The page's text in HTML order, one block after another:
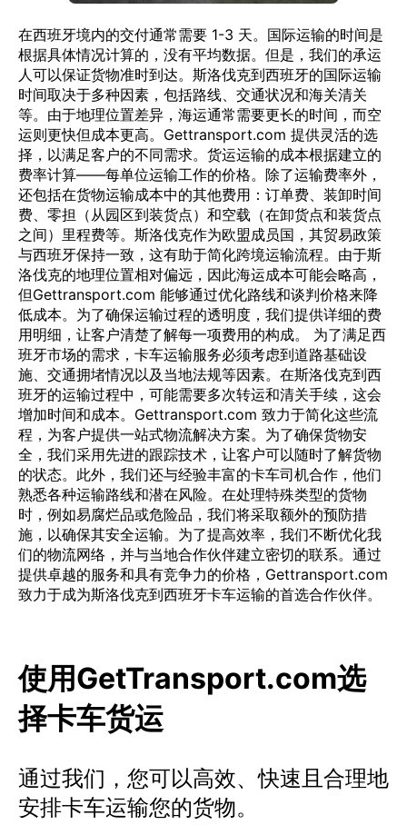
在西班牙境内的交付通常需要 1-3 天。国际运输的时间是
根据具体情况计算的，没有平均数据。但是，我们的承运
人可以保证货物准时到达。斯洛伐克到西班牙的国际运输
时间取决于多种因素，包括路线、交通状况和海关清关
等。由于地理位置差异，海运通常需要更长的时间，而空
运则更快但成本更高。Gettransport.com 提供灵活的选
择，以满足客户的不同需求。货运运输的成本根据建立的
费率计算——每单位运输工作的价格。除了运输费率外，
还包括在货物运输成本中的其他费用：订单费、装卸时间
费、零担（从园区到装货点）和空载（在卸货点和装货点
之间）里程费等。斯洛伐克作为欧盟成员国，其贸易政策
与西班牙保持一致，这有助于简化跨境运输流程。由于斯
洛伐克的地理位置相对偏远，因此海运成本可能会略高，
但Gettransport.com 能够通过优化路线和谈判价格来降
低成本。为了确保运输过程的透明度，我们提供详细的费
用明细，让客户清楚了解每一项费用的构成。 为了满足西
班牙市场的需求，卡车运输服务必须考虑到道路基础设
施、交通拥堵情况以及当地法规等因素。在斯洛伐克到西
班牙的运输过程中，可能需要多次转运和清关手续，这会
增加时间和成本。Gettransport.com 致力于简化这些流
程，为客户提供一站式物流解决方案。为了确保货物安
全，我们采用先进的跟踪技术，让客户可以随时了解货物
的状态。此外，我们还与经验丰富的卡车司机合作，他们
熟悉各种运输路线和潜在风险。在处理特殊类型的货物
时，例如易腐烂品或危险品，我们将采取额外的预防措
施，以确保其安全运输。为了提高效率，我们不断优化我
们的物流网络，并与当地合作伙伴建立密切的联系。通过
提供卓越的服务和具有竞争力的价格，Gettransport.com
致力于成为斯洛伐克到西班牙卡车运输的首选合作伙伴。
使用GetTransport.com选
择卡车货运
通过我们，您可以高效、快速且合理地
安排卡车运输您的货物。